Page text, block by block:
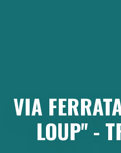
VIA
LOUP'' -